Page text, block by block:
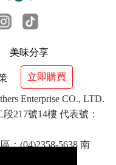
美味分享
立即購買
Enterprise CO., LTD.
217號14樓 代表號：
：(04)2358-5638 南